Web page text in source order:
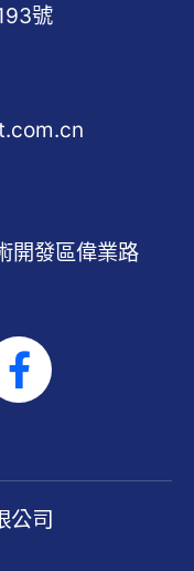
號
開發區偉業路
公司